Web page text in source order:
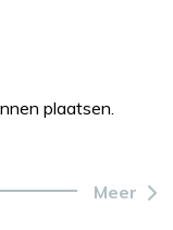
plaatsen.
Meer